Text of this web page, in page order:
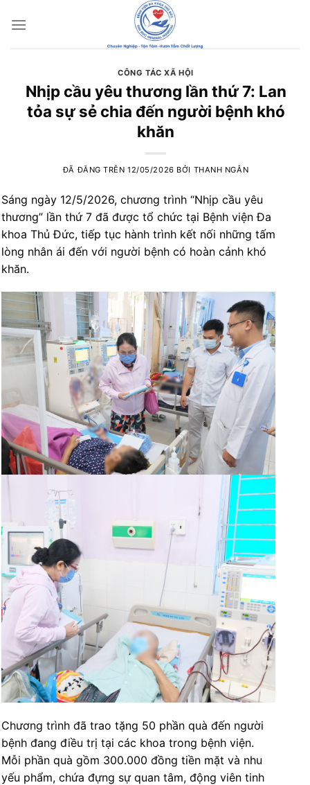
đến
CÔNG TÁC XÃ HỘI
Nhịp cầu yêu thương lần thứ 7: Lan
tỏa sự sẻ chia đến người bệnh khó
khăn
ĐÃ ĐĂNG TRÊN12/05/2026 BỞI THANH NGÂN
Sáng ngày 12/5/2026, chương trình “Nhịp cầu yêu
thương” lần thứ 7 đã được tổ chức tại Bệnh viện Đa
khoa Thủ Đức, tiếp tục hành trình kết nối những tấm
lòng nhân ái đến với người bệnh có hoàn cảnh khó
khăn.
Chương trình đã trao tặng 50 phần quà đến người
bệnh đang điều trị tại các khoa trong bệnh viện.
Mỗi phần quà gồm 300.000 đồng tiền mặt và nhu
yếu phẩm, chứa đựng sự quan tâm, động viên tinh